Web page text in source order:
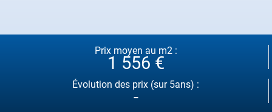
Prix moyen au m2 :
1 556 €
Évolution des prix (sur 5ans) :
-